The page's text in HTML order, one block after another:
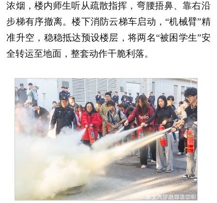
浓烟，楼内师生听从疏散指挥，弯腰捂鼻、靠右沿
步梯有序撤离。楼下消防云梯车启动，“机械臂”精
准升空，稳稳抵达预设楼层，将两名“被困学生”安
全转运至地面，整套动作干脆利落。